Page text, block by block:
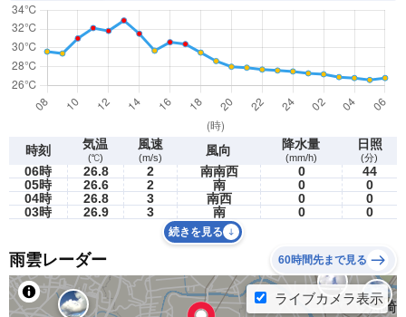
時刻 気温
(℃)
風速
(m/s) 風向 降水量
(mm/h)
日照
(分)
06時 26.8 2 南南西 0
44
05時
26.6 2 南 0
0
04時
26.8 3 南西 0
0
03時
26.9 3 南 0 0
続きを見る
雨雲レーダー 60時間先まで見る